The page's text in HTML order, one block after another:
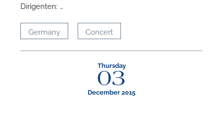
Dirigenten: …
Germany Concert
Thursday
03
December 2015